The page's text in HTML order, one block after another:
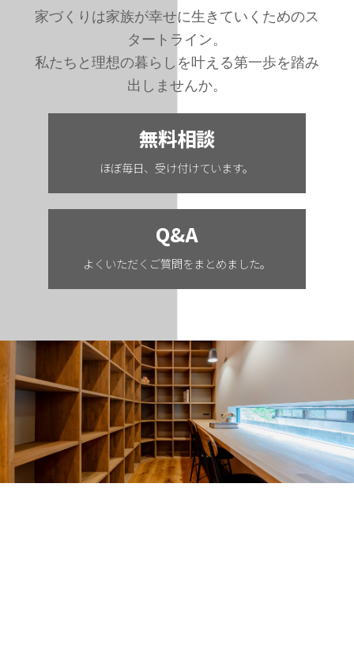
家づくりは家族が幸せに生きていくためのス
タートライン。
私たちと理想の暮らしを叶える第一歩を踏み
出しませんか。
無料相談
ほぼ毎日、受け付けています。
Q&A
よくいただくご質問をまとめました。